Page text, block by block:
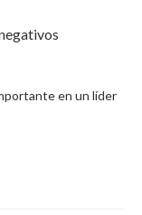
en un líder